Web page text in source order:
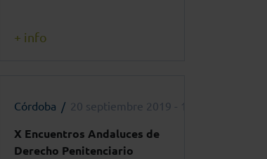
+ info
Córdoba 20 septiembre 2019 - 10:00h
X Encuentros Andaluces de
Derecho Penitenciario